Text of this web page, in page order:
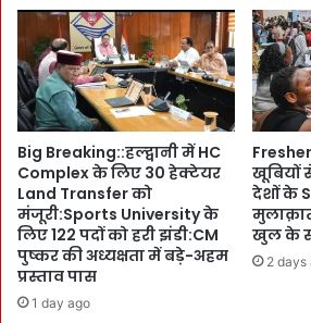
`
वि
त्ती
य
प्र
बं
ध
न
ब
हु
त
बे
त
ब
ढ़ा
वा
दें
’
:
म
ह
क
मे
की
स
Big Breaking::हल्द्वानी में HC
Complex के लिए 30 हेक्टेयर
Land Transfer को
मंजूरी:Sports University के
लिए 122 पदों को हरी झंडी:CM
पुष्कर की अध्यक्षता में बड़े-अहम
प्रस्ताव पास
1 day ago
खूबियों
देशों के
खुल के
2 days